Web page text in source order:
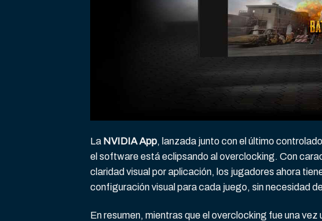
La NVIDIA App, lanzada junto con el último
el software está eclipsando al overclocking. Con
claridad visual por aplicación, los jugadores ahora
configuración visual para cada juego, sin necesidad
En resumen, mientras que el overclocking fue una